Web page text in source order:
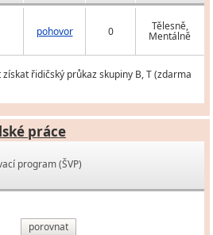
pohovor 0 Tělesně,
Mentálně
získat řidičský průkaz skupiny B, T (zdarma
práce
program (ŠVP)
porovnat